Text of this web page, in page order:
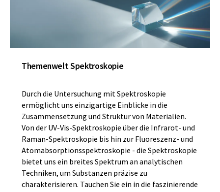
Themenwelt Spektroskopie
Durch die Untersuchung mit Spektroskopie
ermöglicht uns einzigartige Einblicke in die
Zusammensetzung und Struktur von Materialien.
Von der UV-Vis-Spektroskopie über die Infrarot- und
Raman-Spektroskopie bis hin zur Fluoreszenz- und
Atomabsorptionsspektroskopie - die Spektroskopie
bietet uns ein breites Spektrum an analytischen
Techniken, um Substanzen präzise zu
charakterisieren. Tauchen Sie ein in die faszinierende